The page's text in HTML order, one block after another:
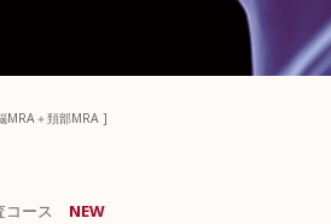
MRA＋頚部MRA ]
コース NEW